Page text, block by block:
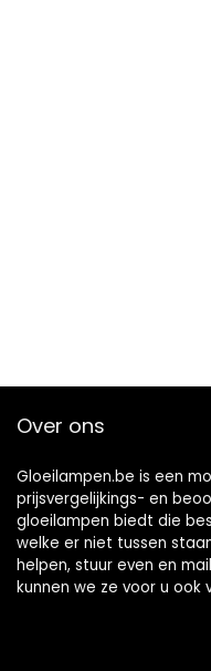
Over ons
Gloeilampen.be is een
prijsvergelijkings- en
gloeilampen biedt die
welke er niet tussen
helpen, stuur even en
kunnen we ze voor u ook